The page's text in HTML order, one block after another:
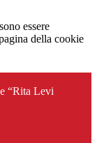
essere
della cookie
“Rita Levi